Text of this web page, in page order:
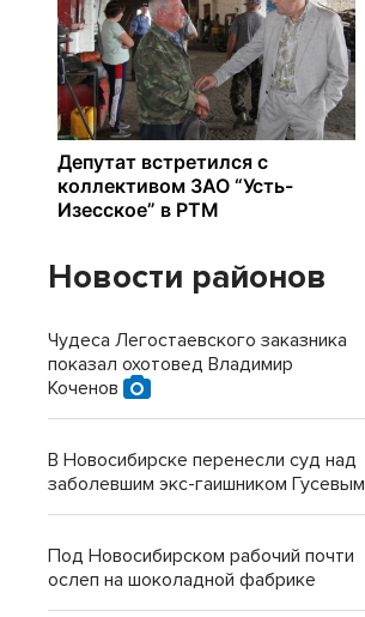
Новости районов
Чудеса Легостаевского заказника
показал охотовед Владимир
Коченов
В Новосибирске перенесли суд над
заболевшим экс-гаишником Гусевым
Под Новосибирском рабочий почти
ослеп на шоколадной фабрике